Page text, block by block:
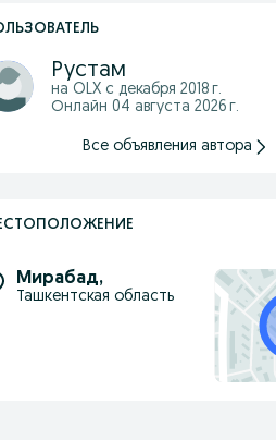
Рустам
на OLX с декабря 2018 г.
Онлайн 04 августа 2026 г.
Все объявления автора
Мирабад,
Ташкентская область